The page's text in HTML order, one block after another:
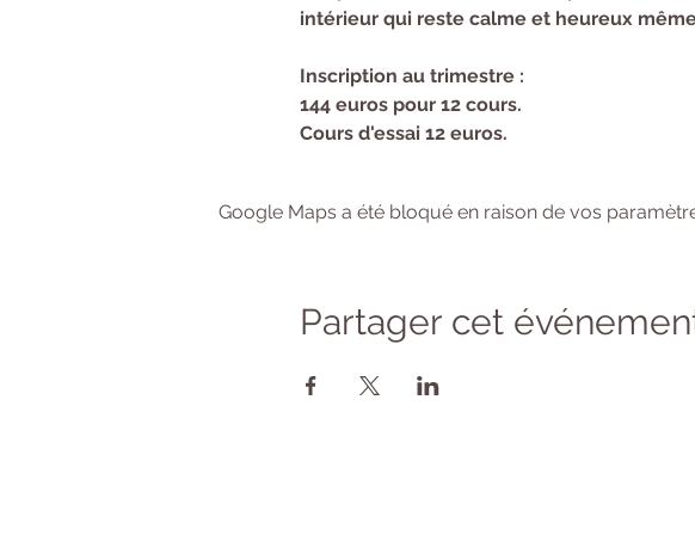
intérieur qui reste calme et heureux
Inscription au trimestre :
144 euros pour 12 cours.
Cours d'essai 12 euros.
Google Maps a été bloqué en raison de vos
Partager cet